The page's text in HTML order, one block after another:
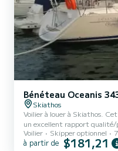
Bénéteau Oceanis
Skiathos
Voilier à louer à Skiathos.
un excellent rapport qualité/
jours voire quelques semaines. Le bateau dispose de 3 cabine(s)
entièrement équipée(s) et
Voilier Skipper optionnel
à partir de $181,21